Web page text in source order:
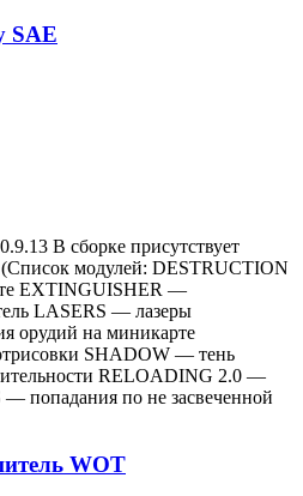
SAE
В сборке присутствует
модулей: DESTRUCTION
EXTINGUISHER —
LASERS — лазеры
орудий на миникарте
SHADOW — тень
RELOADING 2.0 —
попадания по не засвеченной
WOT